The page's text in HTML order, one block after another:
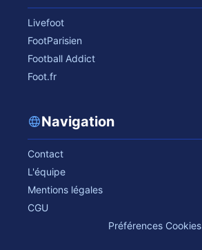
Livefoot
FootParisien
Football Addict
Foot.fr
Navigation
Contact
L'équipe
Mentions légales
CGU
Préférences Cookies